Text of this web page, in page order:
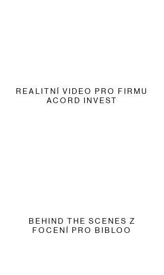
REALITNÍ VIDEO PRO FIRMU
ACORD INVEST
BEHIND THE SCENES Z
FOCENÍ PRO BIBLOO